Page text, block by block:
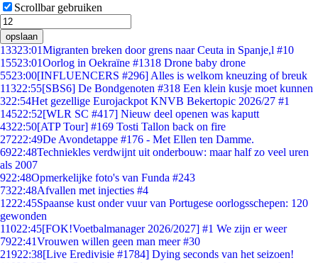
Scrollbar gebruiken
opslaan
13323:01Migranten breken door grens naar Ceuta in Spanje,l #10
15523:01Oorlog in Oekraïne #1318 Drone baby drone
5523:00[INFLUENCERS #296] Alles is welkom kneuzing of breuk
11322:55[SBS6] De Bondgenoten #318 Een klein kusje moet kunnen
322:54Het gezellige Eurojackpot KNVB Bekertopic 2026/27 #1
14522:52[WLR SC #417] Nieuw deel openen was kaputt
4322:50[ATP Tour] #169 Tosti Tallon back on fire
27222:49De Avondetappe #176 - Met Ellen ten Damme.
6922:48Techniekles verdwijnt uit onderbouw: maar half zo veel uren
als 2007
922:48Opmerkelijke foto's van Funda #243
7322:48Afvallen met injecties #4
1222:45Spaanse kust onder vuur van Portugese oorlogsschepen: 120
gewonden
11022:45[FOK!Voetbalmanager 2026/2027] #1 We zijn er weer
7922:41Vrouwen willen geen man meer #30
21922:38[Live Eredivisie #1784] Dying seconds van het seizoen!